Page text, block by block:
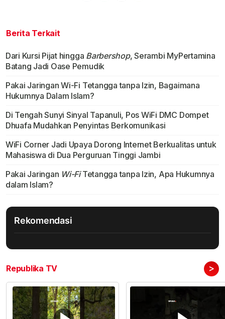
Berita Terkait
Dari Kursi Pijat hingga Barbershop, Serambi MyPertamina
Batang Jadi Oase Pemudik
Pakai Jaringan Wi-Fi Tetangga tanpa Izin, Bagaimana
Hukumnya Dalam Islam?
Di Tengah Sunyi Sinyal Tapanuli, Pos WiFi DMC Dompet
Dhuafa Mudahkan Penyintas Berkomunikasi
WiFi Corner Jadi Upaya Dorong Internet Berkualitas untuk
Mahasiswa di Dua Perguruan Tinggi Jambi
Pakai Jaringan Wi-FiTetangga tanpa Izin, Apa Hukumnya
dalam Islam?
Rekomendasi
Republika TV >